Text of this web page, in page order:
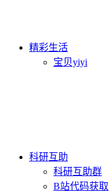
精彩生活
宝贝yiyi
科研互助
科研互助群
B站代码获取